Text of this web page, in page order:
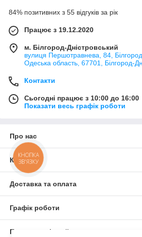
84% позитивних з 55 відгуків за рік
Працює з 19.12.2020
м. Білгород-Дністровський
вулиця Першотравнева, 84,
Одеська область, 67701, Білгород-
Контакти
Сьогодні працює з 10:00 до 16:00
Показати весь графік роботи
Про нас
Контакти
Доставка та оплата
Графік роботи
Повна версія сайту
КНОПКА
ЗВ'ЯЗКУ